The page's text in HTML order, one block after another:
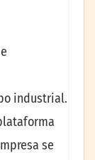
industrial.
se